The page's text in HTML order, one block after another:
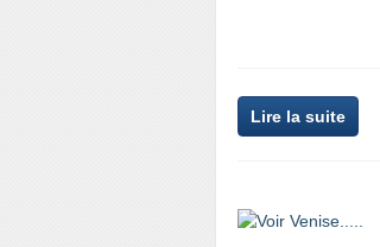
Lire la suite